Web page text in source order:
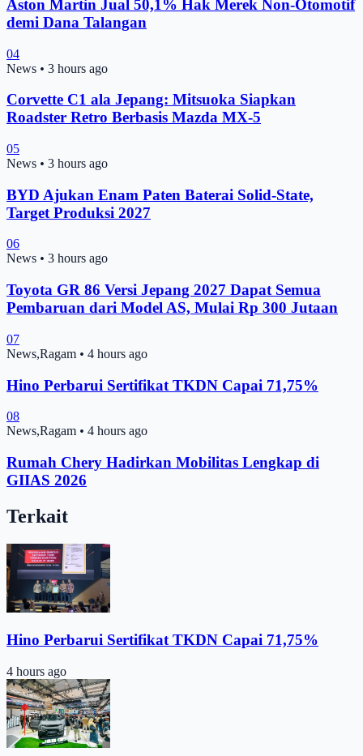
Aston Martin Jual 50,1% Hak Merek Non-Otomotif
demi Dana Talangan
04
News • 3 hours ago
Corvette C1 ala Jepang: Mitsuoka Siapkan
Roadster Retro Berbasis Mazda MX-5
05
News • 3 hours ago
BYD Ajukan Enam Paten Baterai Solid-State,
Target Produksi 2027
06
News • 3 hours ago
Toyota GR 86 Versi Jepang 2027 Dapat Semua
Pembaruan dari Model AS, Mulai Rp 300 Jutaan
07
News,Ragam • 4 hours ago
Hino Perbarui Sertifikat TKDN Capai 71,75%
08
News,Ragam • 4 hours ago
Rumah Chery Hadirkan Mobilitas Lengkap di
GIIAS 2026
Terkait
Hino Perbarui Sertifikat TKDN Capai 71,75%
4 hours ago